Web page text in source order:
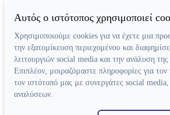
Αυτός ο ιστότοπος χρησιμοποιεί
Χρησιμοποιούμε cookies για να έχετε μια
την εξατομίκευση περιεχομένου και
λειτουργιών social media και την ανάλυση της
Επιπλέον, μοιραζόμαστε πληροφορίες για τον
τον ιστότοπό μας με συνεργάτες social media,
αναλύσεων.